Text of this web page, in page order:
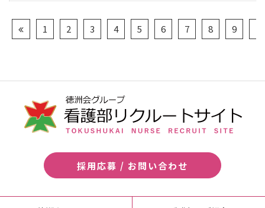
1 2 3 4 5 6 7 8 9
採用応募 / お問い合わせ